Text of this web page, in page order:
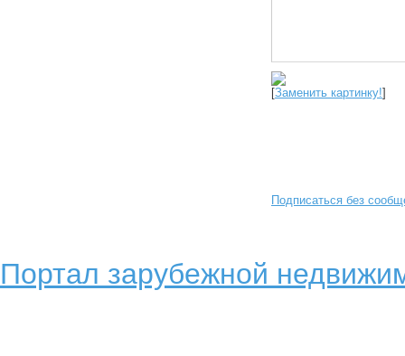
[Заменить картинку!]
Подписаться без
Портал зарубежной